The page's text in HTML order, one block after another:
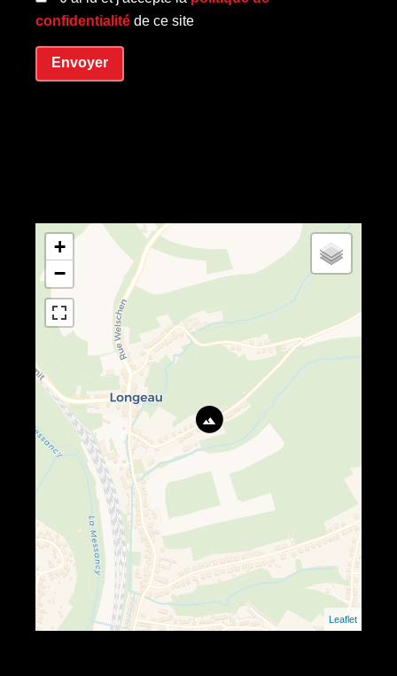
confidentialité de ce site
Envoyer
+
−
Leaflet